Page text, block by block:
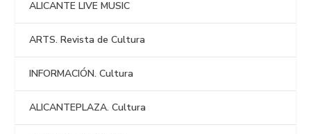
ALICANTE LIVE MUSIC
ARTS. Revista de Cultura
INFORMACIÓN. Cultura
ALICANTEPLAZA. Cultura